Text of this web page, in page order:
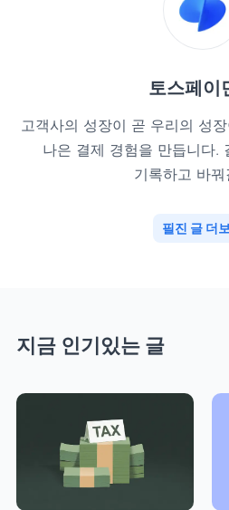
토스페이
고객사의 성장이 곧 우리의 성
나은 결제 경험을 만듭니다.
기록하고 바꿔
필진 글 더
지금 인기있는 글